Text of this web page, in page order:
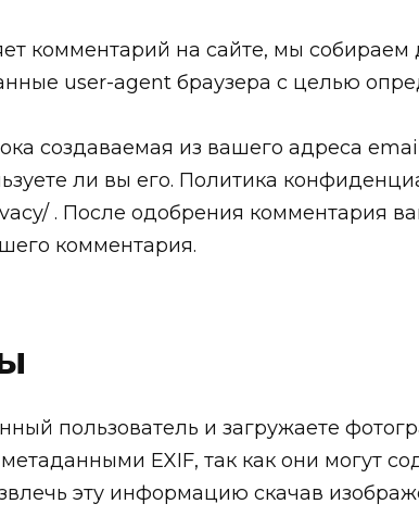
комментарий на сайте, мы
user-agent браузера с целью
создаваемая из вашего адреса
ли вы его. Политика
. После одобрения комментария
комментария.
пользователь и загружаете
EXIF, так как они могут
эту информацию скачав